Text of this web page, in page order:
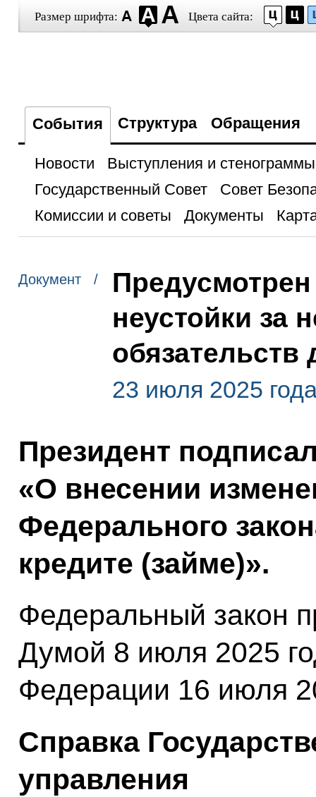
Размер шрифта: Цвета сайта:
События Структура Обращения
Новости
Выступления и стенограммы
Государственный Совет
Совет
Комиссии и советы
Документы
Документ /
неустойки за
обязательств
23 июля 2025
Президент
«О внесении
Федерального
кредите (займе)».
Федеральный закон
Думой 8 июля 2025
Федерации 16 июля
Справка
управления